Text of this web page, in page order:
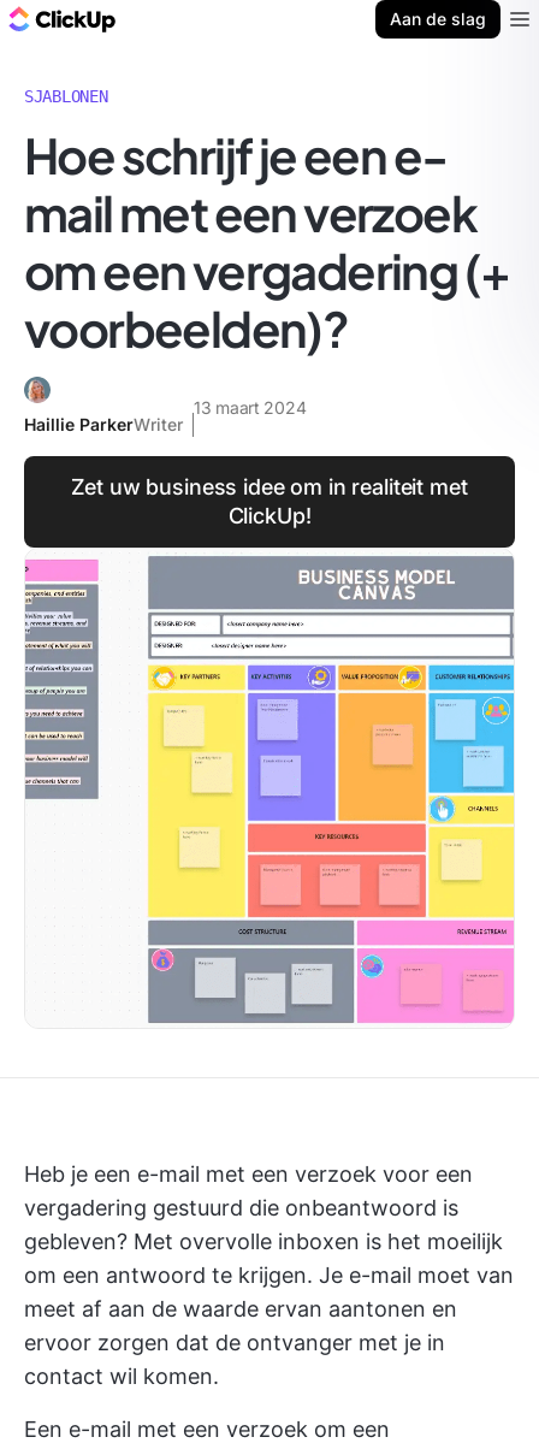
Aan de slag
SJABLONEN
Hoe schrijf je een e-
mail met een verzoek
om een vergadering (+
voorbeelden)?
Haillie ParkerWriter
13 maart 2024
Zet uw business idee om in realiteit met
ClickUp!
Heb je een e-mail met een verzoek voor een
vergadering gestuurd die onbeantwoord is
gebleven? Met overvolle inboxen is het moeilijk
om een antwoord te krijgen. Je e-mail moet van
meet af aan de waarde ervan aantonen en
ervoor zorgen dat de ontvanger met je in
contact wil komen.
Een e-mail met een verzoek om een